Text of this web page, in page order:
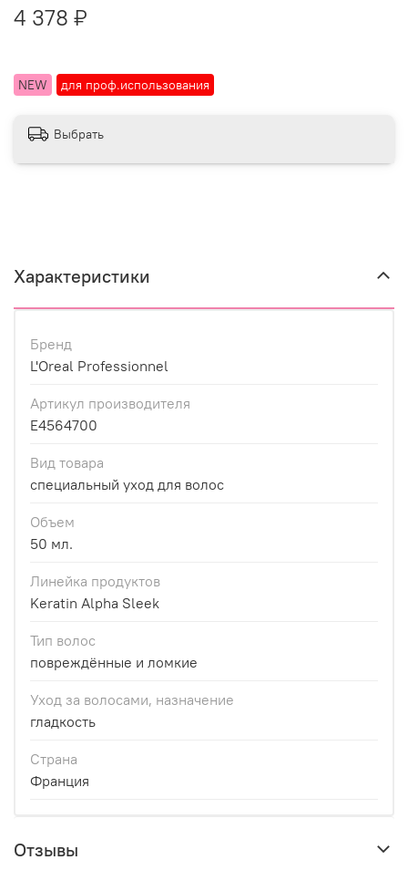
NEW для проф.использования
4 378 ₽
Выбрать
Характеристики
Бренд
L'Oreal Professionnel
Артикул производителя
E4564700
Вид товара
специальный уход для волос
Объем
50 мл.
Линейка продуктов
Keratin Alpha Sleek
Тип волос
повреждённые и ломкие
Уход за волосами, назначение
гладкость
Страна
Франция
Отзывы